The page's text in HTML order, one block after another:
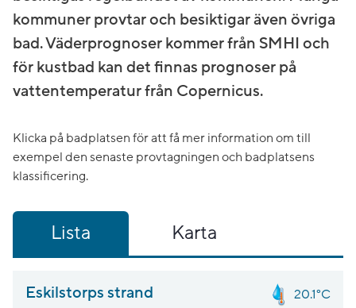
kommuner provtar och besiktigar även övriga
bad. Väderprognoser kommer från SMHI och
för kustbad kan det finnas prognoser på
vattentemperatur från Copernicus.
Klicka på badplatsen för att få mer information om till
exempel den senaste provtagningen och badplatsens
klassificering.
Lista Karta
Eskilstorps strand 20.1°C